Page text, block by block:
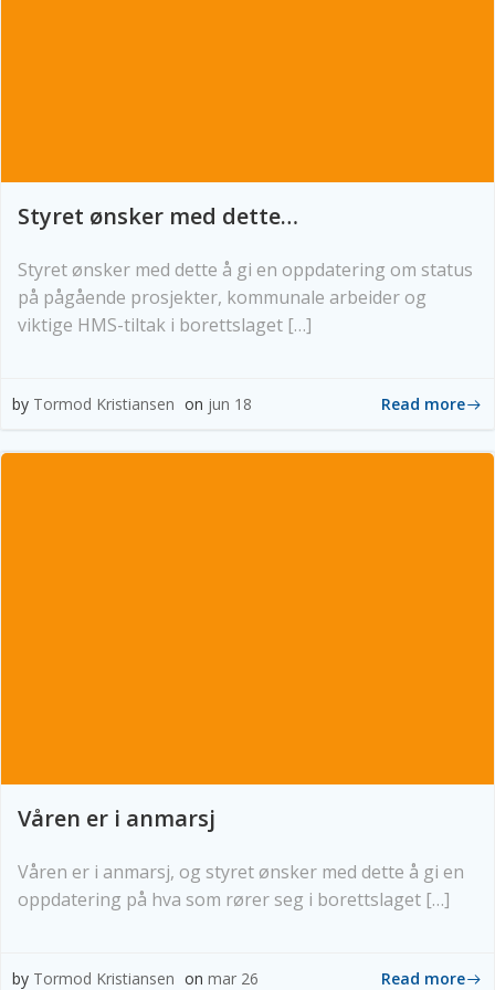
Styret ønsker med dette…
Styret ønsker med dette å gi en oppdatering om status
på pågående prosjekter, kommunale arbeider og
viktige HMS-tiltak i borettslaget […]
by Tormod Kristiansen on jun 18 Read more
Våren er i anmarsj
Våren er i anmarsj, og styret ønsker med dette å gi en
oppdatering på hva som rører seg i borettslaget […]
by Tormod Kristiansen on mar 26 Read more